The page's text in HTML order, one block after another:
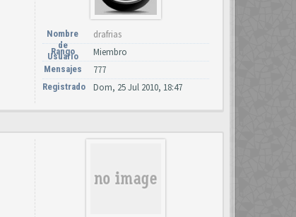
Nombre
de
Usuario
drafrias
Rango Miembro
Mensajes 777
Registrado Dom, 25 Jul 2010, 18:47